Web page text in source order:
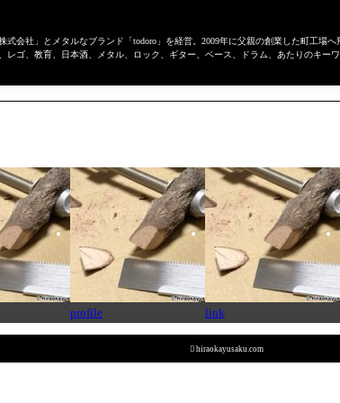
会社」とメタルなブランド「todoro」を経営。2009年に父親の創業した町工場
ゴ、教育、日本酒、メタル、ロック、ギター、ベース、ドラム、あたりのキー
profile link
 hiraokayusaku.com